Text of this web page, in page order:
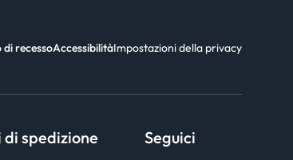
recessoAccessibilitàImpostazioni della privacy
spedizione Seguici